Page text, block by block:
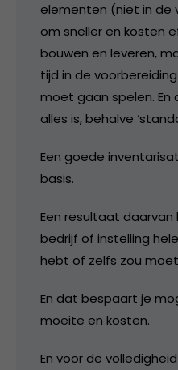
elementen (niet in de
om sneller en kosten
bouwen en leveren,
tijd in de
moet gaan spelen.
alles is, behalve
Een goede
basis.
Een resultaat daarvan
bedrijf of instelling
hebt of zelfs zou
En dat bespaart je
moeite en kosten.
En voor de